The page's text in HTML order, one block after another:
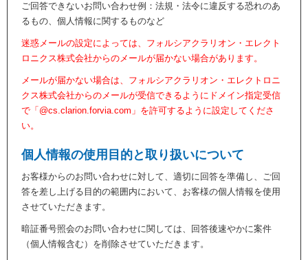
ご回答できないお問い合わせ例：法規・法令に違反する恐れのあ
るもの、個人情報に関するものなど
迷惑メールの設定によっては、フォルシアクラリオン・エレクト
ロニクス株式会社からのメールが届かない場合があります。
メールが届かない場合は、フォルシアクラリオン・エレクトロニ
クス株式会社からのメールが受信できるようにドメイン指定受信
で「@cs.clarion.forvia.com」を許可するように設定してくださ
い。
個人情報の使用目的と取り扱いについて
お客様からのお問い合わせに対して、適切に回答を準備し、ご回
答を差し上げる目的の範囲内において、お客様の個人情報を使用
させていただきます。
暗証番号照会のお問い合わせに関しては、回答後速やかに案件
（個人情報含む）を削除させていただきます。